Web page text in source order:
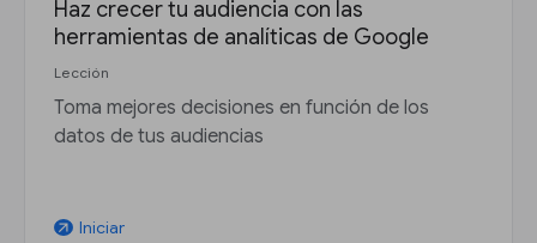
Haz crecer tu audiencia con las
herramientas de analíticas de Google
Lección
Toma mejores decisiones en función de los
datos de tus audiencias
arrow_outward Iniciar